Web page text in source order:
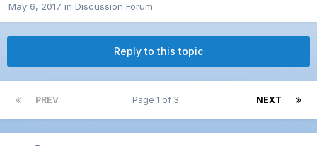
May 6, 2017 in Discussion Forum
Reply to this topic
PREV NEXT
Page 1 of 3